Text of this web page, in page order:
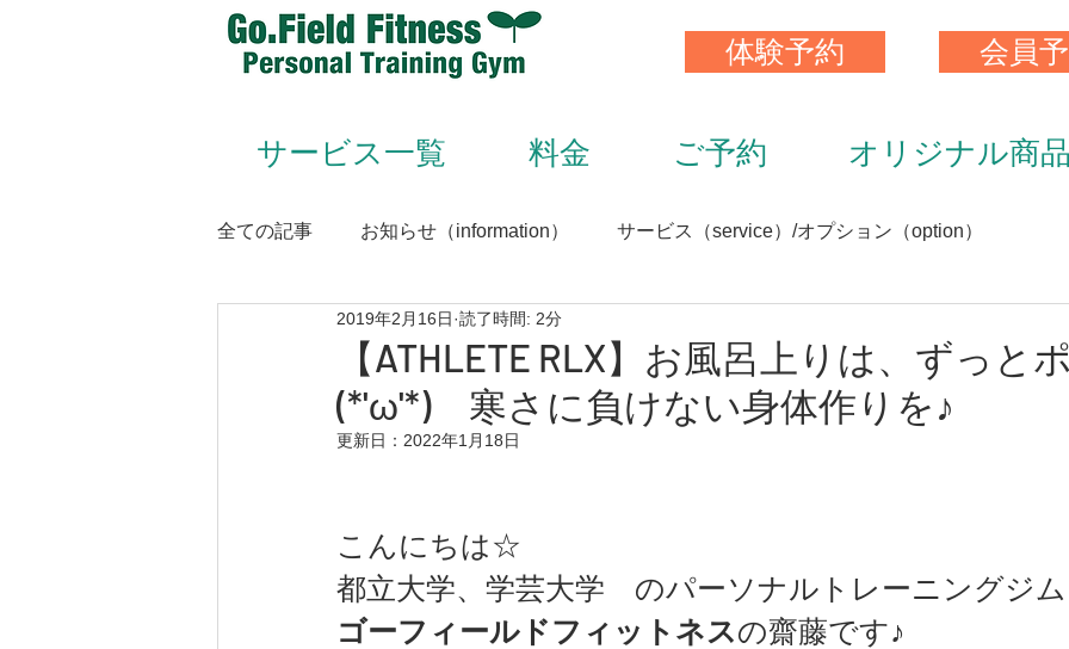
体験予約 会員
サービス一覧 料金 ご予約 オリジナル商
全ての記事 お知らせ（information） サービス（service）/オプション（option）
Animal Flow（アニマルフロー）
Conditioning＆Mentenance サプリメント（supplement） アイテム（item）
健康（wellness） MARE Cycle Field
【ATHLETE RLX】お風呂上りは、ずっと
(*'ω'*) 寒さに負けない身体作りを♪
2019年2月16日 読了時間: 2分
更新日： 2022年1月18日
こんにちは☆
都立大学、学芸大学　のパーソナルトレーニングジム
ゴーフィールドフィットネスの齋藤です♪